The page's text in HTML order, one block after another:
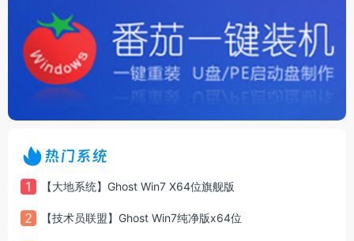
热门系统
1 【大地系统】Ghost Win7 X64位旗舰版
2 【技术员联盟】Ghost Win7纯净版x64位